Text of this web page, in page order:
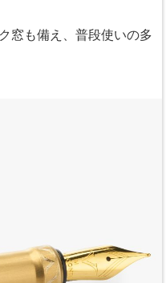
窓も備え、普段使いの多